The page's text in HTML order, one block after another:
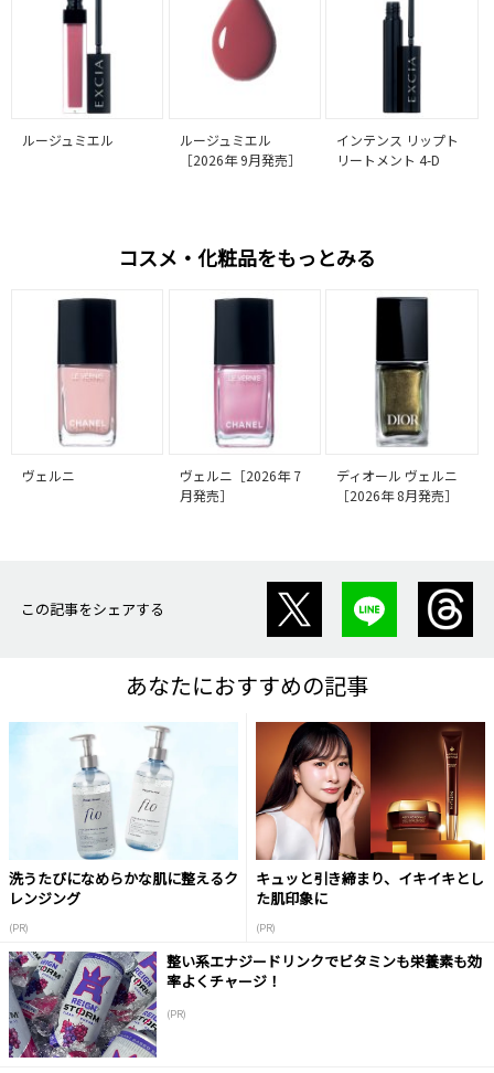
ルージュミエル
ルージュミエル
［2026年 9月発売］
インテンス リップト
リートメント 4-D
コスメ・化粧品をもっとみる
ヴェルニ
ヴェルニ［2026年 7
月発売］
ディオール ヴェルニ
［2026年 8月発売］
この記事をシェアする
あなたにおすすめの記事
洗うたびになめらかな肌に整えるク
レンジング
(PR)
キュッと引き締まり、イキイキとし
た肌印象に
(PR)
整い系エナジードリンクでビタミンも栄養素も効
率よくチャージ！
(PR)